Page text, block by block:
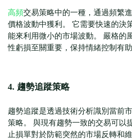
高頻交易策略中的一種，通過頻繁
價格波動中獲利。 它需要快速的決
能來利用微小的市場波動。 嚴格的
性虧損至關重要，保持情緒控制有
4. 趨勢追蹤策略
趨勢追蹤是透過技術分析識別當前
策略。 與現有趨勢一致的交易可以
止損單對於防範突然的市場反轉和